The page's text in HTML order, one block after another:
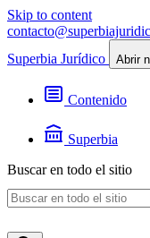
Skip to content
Superbia Jurídico
Abrir
Contenido
Noticias
Superbia
Contacto
Buscar en todo el sitio